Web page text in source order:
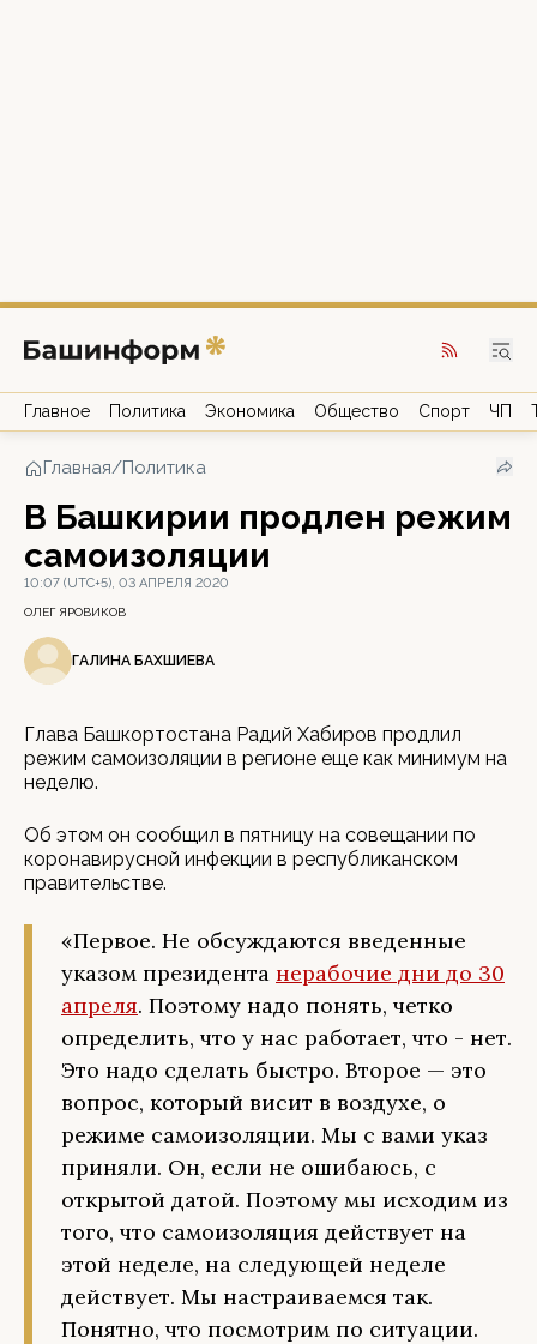
Главное Политика Экономика Общество Спорт ЧП
Главная/Политика
В Башкирии продлен режим
самоизоляции
10:07 (UTC+5), 03 АПРЕЛЯ 2020
ОЛЕГ ЯРОВИКОВ
ГАЛИНА БАХШИЕВА
Глава Башкортостана Радий Хабиров продлил
режим самоизоляции в регионе еще как минимум на
неделю.
Об этом он сообщил в пятницу на совещании по
коронавирусной инфекции в республиканском
правительстве.
«Первое. Не обсуждаются введенные
указом президента нерабочие дни до 30
апреля. Поэтому надо понять, четко
определить, что у нас работает, что - нет.
Это надо сделать быстро. Второе — это
вопрос, который висит в воздухе, о
режиме самоизоляции. Мы с вами указ
приняли. Он, если не ошибаюсь, с
открытой датой. Поэтому мы исходим из
того, что самоизоляция действует на
этой неделе, на следующей неделе
действует. Мы настраиваемся так.
Понятно, что посмотрим по ситуации.